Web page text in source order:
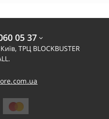
05 37
ТРЦ BLOCKBUSTER